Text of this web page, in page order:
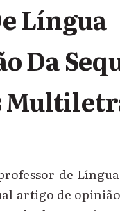
Língua
Da
de
artigo de